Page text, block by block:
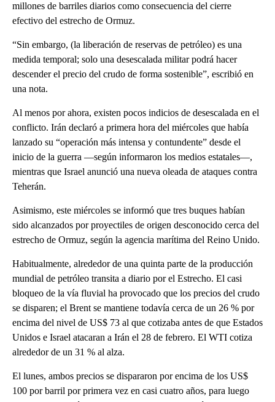
millones de barriles diarios como consecuencia del cierre
efectivo del estrecho de Ormuz.
“Sin embargo, (la liberación de reservas de petróleo) es una
medida temporal; solo una desescalada militar podrá hacer
descender el precio del crudo de forma sostenible”, escribió en
una nota.
Al menos por ahora, existen pocos indicios de desescalada en el
conflicto. Irán declaró a primera hora del miércoles que había
lanzado su “operación más intensa y contundente” desde el
inicio de la guerra —según informaron los medios estatales—,
mientras que Israel anunció una nueva oleada de ataques contra
Teherán.
Asimismo, este miércoles se informó que tres buques habían
sido alcanzados por proyectiles de origen desconocido cerca del
estrecho de Ormuz, según la agencia marítima del Reino Unido.
Habitualmente, alrededor de una quinta parte de la producción
mundial de petróleo transita a diario por el Estrecho. El casi
bloqueo de la vía fluvial ha provocado que los precios del crudo
se disparen; el Brent se mantiene todavía cerca de un 26 % por
encima del nivel de US$ 73 al que cotizaba antes de que Estados
Unidos e Israel atacaran a Irán el 28 de febrero. El WTI cotiza
alrededor de un 31 % al alza.
El lunes, ambos precios se dispararon por encima de los US$
100 por barril por primera vez en casi cuatro años, para luego